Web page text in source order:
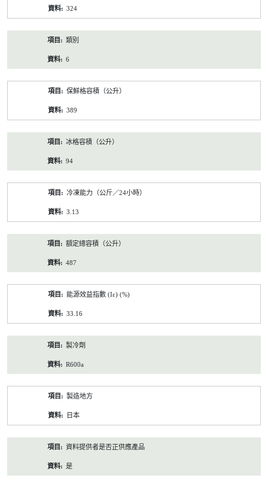
324
類別
6
保鮮格容積（公升）
389
冰格容積（公升）
94
冷凍能力（公斤／24小時）
3.13
額定總容積（公升）
487
能源效益指數 (Iε) (%)
33.16
製冷劑
R600a
製造地方
日本
資料提供者是否正供應產品
是